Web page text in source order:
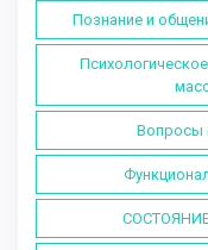
Познание и
Вопросы